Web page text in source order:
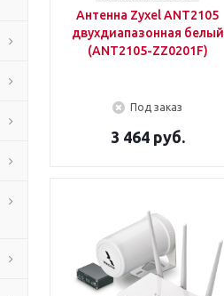
Антенна Zyxel ANT2105
двухдиапазонная белый
(ANT2105-ZZ0201F)
Под заказ
3 464 руб.